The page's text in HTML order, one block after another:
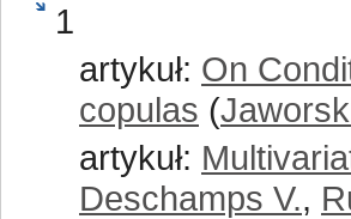
1
artykuł: On
copulas (
artykuł:
Deschamps V.,